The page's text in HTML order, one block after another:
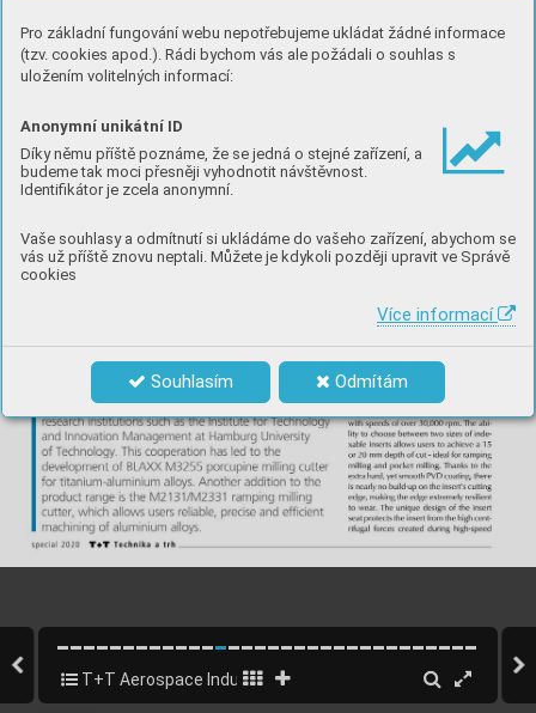
Pro základní fungování webu nepotřebujeme ukládat žádné informace
(tzv. cookies apod.). Rádi bychom vás ale požádali o souhlas s
uložením volitelných informací:
Anonymní unikátní ID
Díky němu příště poznáme, že se jedná o stejné zařízení, a
budeme tak moci přesněji vyhodnotit návštěvnost.
Identifikátor je zcela anonymní.
Vaše souhlasy a odmítnutí si ukládáme do vašeho zařízení, abychom se
vás už příště znovu neptali. Můžete je kdykoli později upravit ve Správě
cookies
Více informací
Souhlasím Odmítám
T+T Aerospace Industry 2020 - EN